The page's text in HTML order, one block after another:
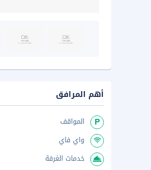
أهم المرافق
المواقف
واي فاي
خدمات الغرفة